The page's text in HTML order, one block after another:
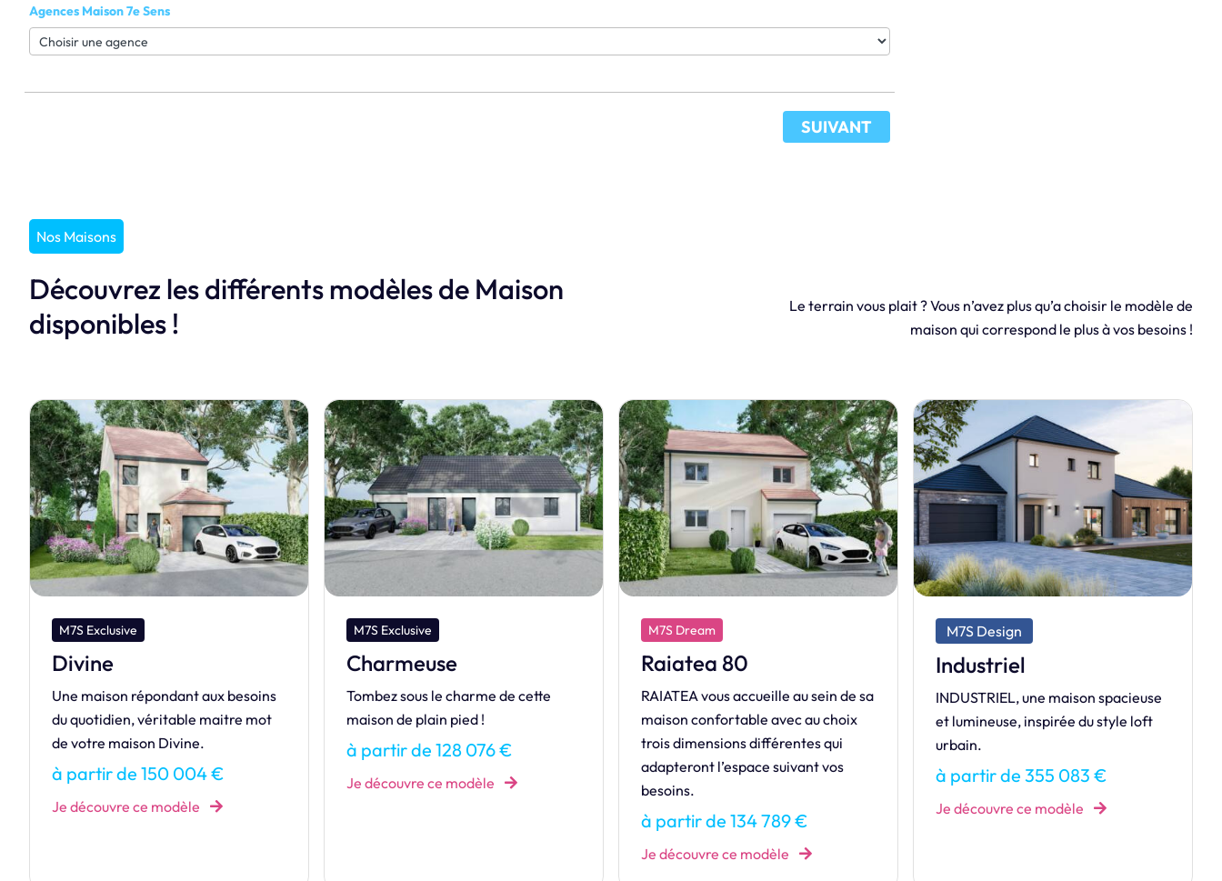
Agences Maison 7e Sens
SUIVANT
Nos Maisons
Découvrez les différents modèles de Maison
disponibles !
Le terrain vous plait ? Vous n’avez plus qu’a choisir le modèle de
maison qui correspond le plus à vos besoins !
M7S Exclusive
Charmeuse
Tombez sous le charme de cette
maison de plain pied !
à partir de 128 076 €
Je découvre ce modèle
M7S Dream
Raiatea 80
RAIATEA vous accueille au sein de sa
maison confortable avec au choix
trois dimensions différentes qui
besoins.
M7S Design
Industriel
INDUSTRIEL, une maison spacieuse
et lumineuse, inspirée du style loft
urbain.
à partir de 355 083 €
M7S Design
Élégance
Découvrez ÉLÉGANCE, la maison
aux lignes épurées et au toit plat qui
redéfinit la modernité.
à partir de 291 462 €
Je découvre ce modèle